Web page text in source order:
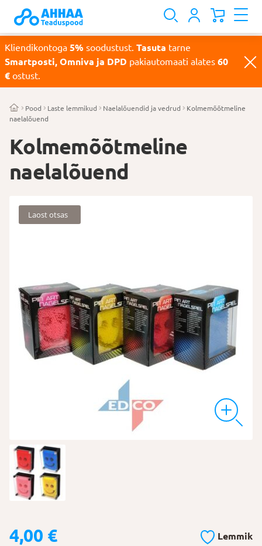
Kliendikontoga 5% soodustust. Tasuta tarne
Smartposti, Omniva ja DPD pakiautomaati alates 60
€ ostust.
Pood Laste lemmikud Naelalõuendid ja vedrud
Kolmemõõtmeline
naelalõuend
Kolmemõõtmeline
naelalõuend
Laost otsas
4,00 € Lemmik